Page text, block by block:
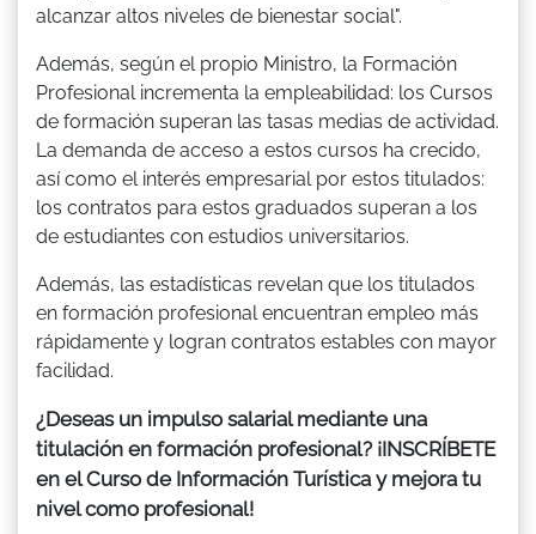
alcanzar altos niveles de bienestar social".
Además, según el propio Ministro, la Formación
Profesional incrementa la empleabilidad: los Cursos
de formación superan las tasas medias de actividad.
La demanda de acceso a estos cursos ha crecido,
así como el interés empresarial por estos titulados:
los contratos para estos graduados superan a los
de estudiantes con estudios universitarios.
Además, las estadísticas revelan que los titulados
en formación profesional encuentran empleo más
rápidamente y logran contratos estables con mayor
facilidad.
¿Deseas un impulso salarial mediante una
titulación en formación profesional? ¡INSCRÍBETE
en el Curso de Información Turística y mejora tu
nivel como profesional!